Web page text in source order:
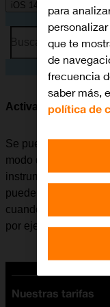
iOS 14.1
Busca por
Activar o desactivar
Se pueden
modo que el móvil
instrumentos de un
pueden seguir
cuando el modo de
por ejemplo, enviar
Nuestras tarifas
para
que te
de
frecuencia
saber más,
política de